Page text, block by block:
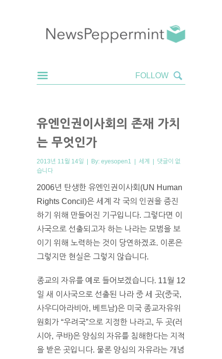
유엔인권이사회의 존재 가치
는 무엇인가
2013년 11월 14일 | By: eyesopen1 | 세계 | 댓글이 없
습니다
2006년 탄생한 유엔인권이사회(UN Human
Rights Concil)은 세계 각 국의 인권을 증진
하기 위해 만들어진 기구입니다. 그렇다면 이
사국으로 선출되고자 하는 나라는 모범을 보
이기 위해 노력하는 것이 당연하겠죠. 이론은
그렇지만 현실은 그렇지 않습니다.
종교의 자유를 예로 들어보겠습니다. 11월 12
일 새 이사국으로 선출된 나라 중 세 곳(중국,
사우디아라비아, 베트남)은 미국 종교자유위
원회가 “우려국”으로 지정한 나라고, 두 곳(러
시아, 쿠바)은 양심의 자유를 침해한다는 지적
을 받은 곳입니다. 물론 양심의 자유라는 개념